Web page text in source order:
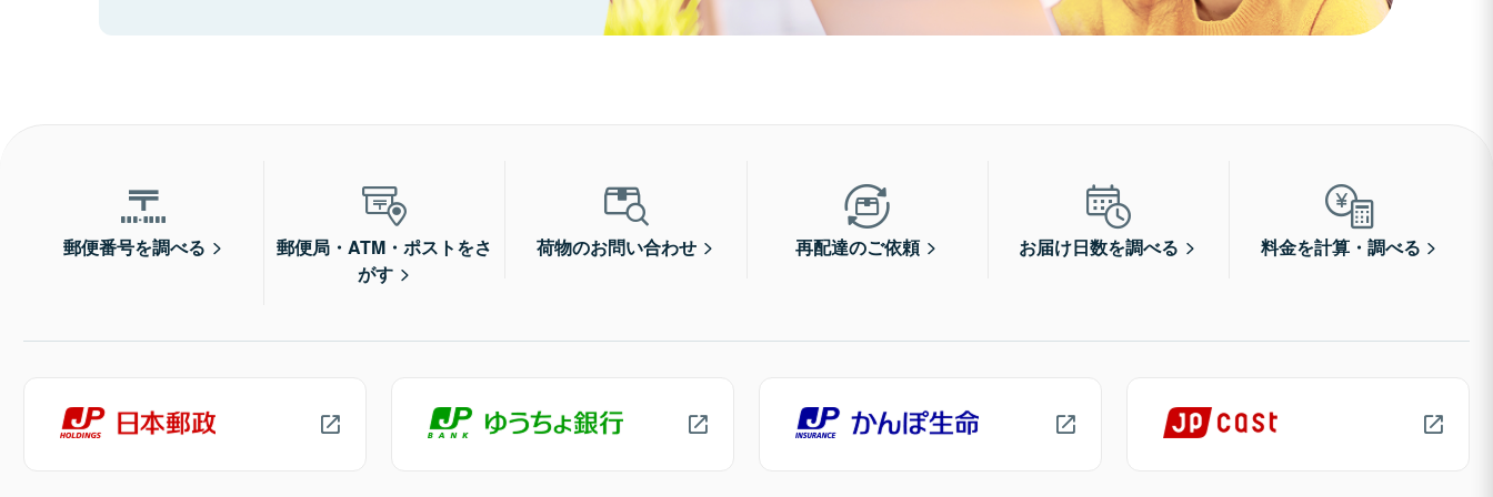
郵便番号を調べる
郵便局・ATM・ポストをさ
がす
荷物のお問い合わせ 再配達のご依頼 お届け日数を調べる 料金を計算・調べる